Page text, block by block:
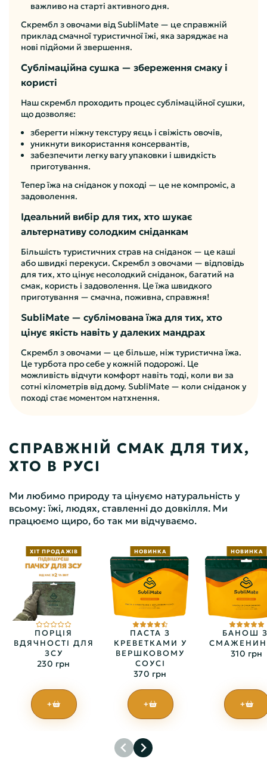
важливо на старті активного дня.
Скрембл з овочами від SubliMate — це справжній
приклад смачної туристичної їжі, яка заряджає на
нові підйоми й звершення.
Сублімаційна сушка — збереження смаку і
користі
Наш скрембл проходить процес сублімаційної сушки,
що дозволяє:
зберегти ніжну текстуру яєць і свіжість овочів,
уникнути використання консервантів,
забезпечити легку вагу упаковки і швидкість
приготування.
Тепер їжа на сніданок у поході — це не компроміс, а
задоволення.
Ідеальний вибір для тих, хто шукає
альтернативу солодким сніданкам
Більшість туристичних страв на сніданок — це каші
або швидкі перекуси. Скрембл з овочами — відповідь
для тих, хто цінує несолодкий сніданок, багатий на
смак, користь і задоволення. Це їжа швидкого
приготування — смачна, поживна, справжня!
SubliMate — сублімована їжа для тих, хто
цінує якість навіть у далеких мандрах
Скрембл з овочами — це більше, ніж туристична їжа.
Це турбота про себе у кожній подорожі. Це
можливість відчути комфорт навіть тоді, коли ви за
сотні кілометрів від дому. SubliMate — коли сніданок у
поході стає моментом натхнення.
СПРАВЖНІЙ СМАК ДЛЯ ТИХ,
ХТО В РУСІ
Ми любимо природу та цінуємо натуральність у
всьому: їжі, людях, ставленні до довкілля. Ми
працюємо щиро, бо так ми відчуваємо.
ХІТ ПРОДАЖІВ
ПОРЦІЯ
ВДЯЧНОСТІ ДЛЯ
ЗСУ
230 грн
+
НОВИНКА
ПАСТА З
КРЕВЕТКАМИ У
ВЕРШКОВОМУ
СОУСІ
370 грн
+
НОВИНКА
БАНОШ
310 грн
+